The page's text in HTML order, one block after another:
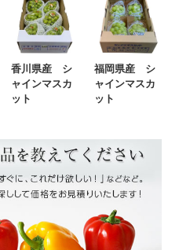
香川県産 シ
ャインマスカ
ット
福岡県産 シ
ャインマスカ
ット